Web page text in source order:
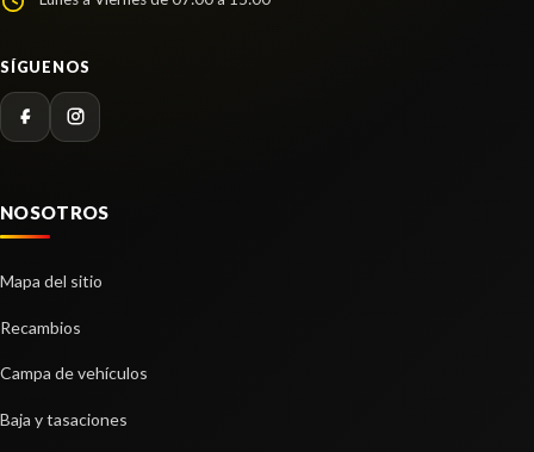
AMORTIGUADOR TRASERO IZQUIERDO usado.
VOLKSWAGEN TOUAREG (7P5) V6 TDI
BLUEMOTION
SÍGUENOS
NOSOTROS
Mapa del sitio
Recambios
Campa de vehículos
Baja y tasaciones